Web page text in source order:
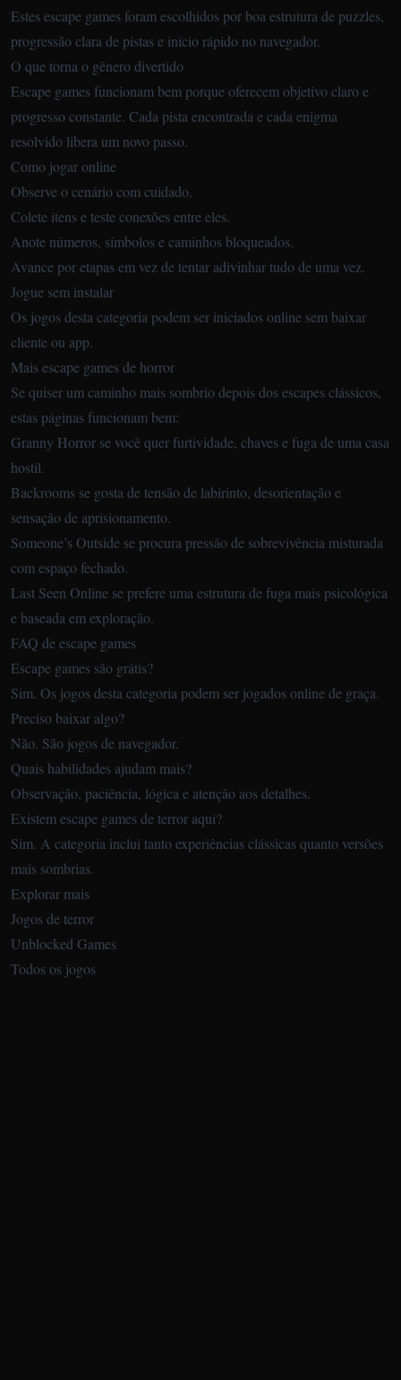
Estes escape games foram escolhidos por boa estrutura de puzzles,
progressão clara de pistas e início rápido no navegador.
O que torna o gênero divertido
Escape games funcionam bem porque oferecem objetivo claro e
progresso constante. Cada pista encontrada e cada enigma
resolvido libera um novo passo.
Como jogar online
Observe o cenário com cuidado.
Colete itens e teste conexões entre eles.
Anote números, símbolos e caminhos bloqueados.
Avance por etapas em vez de tentar adivinhar tudo de uma vez.
Jogue sem instalar
Os jogos desta categoria podem ser iniciados online sem baixar
cliente ou app.
Mais escape games de horror
Se quiser um caminho mais sombrio depois dos escapes clássicos,
estas páginas funcionam bem:
Granny Horror se você quer furtividade, chaves e fuga de uma casa
hostil.
Backrooms se gosta de tensão de labirinto, desorientação e
sensação de aprisionamento.
Someone’s Outside se procura pressão de sobrevivência misturada
com espaço fechado.
Last Seen Online se prefere uma estrutura de fuga mais psicológica
e baseada em exploração.
FAQ de escape games
Escape games são grátis?
Sim. Os jogos desta categoria podem ser jogados online de graça.
Preciso baixar algo?
Não. São jogos de navegador.
Quais habilidades ajudam mais?
Observação, paciência, lógica e atenção aos detalhes.
Existem escape games de terror aqui?
Sim. A categoria inclui tanto experiências clássicas quanto versões
mais sombrias.
Explorar mais
Jogos de terror
Unblocked Games
Todos os jogos